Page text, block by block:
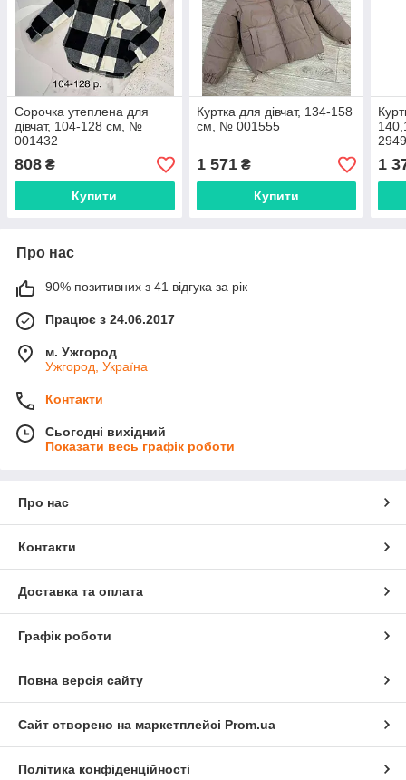
Сорочка утеплена для
дівчат, 104-128 см, №
001432
808 ₴
Купити
Куртка для дівчат, 134-158
см, № 001555
1 571₴
Купити
1
Про нас
90% позитивних з 41 відгука за рік
Працює з 24.06.2017
м. Ужгород
Ужгород, Україна
Контакти
Сьогодні вихідний
Показати весь графік роботи
Про нас
Контакти
Доставка та оплата
Графік роботи
Повна версія сайту
Сайт створено на маркетплейсі Prom.ua
Політика конфіденційності